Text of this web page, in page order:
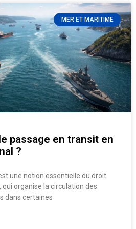
MER ET MARITIME
passage en transit en
?
une notion essentielle du droit
organise la circulation des
dans certaines